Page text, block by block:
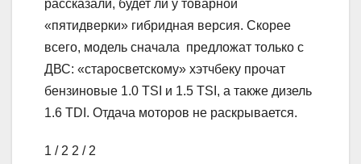
рассказали, будет ли у товарной
«пятидверки» гибридная версия. Скорее
всего, модель сначала предложат только с
ДВС: «старосветскому» хэтчбеку прочат
бензиновые 1.0 TSI и 1.5 TSI, а также дизель
1.6 TDI. Отдача моторов не раскрывается.
1 / 2 2 / 2